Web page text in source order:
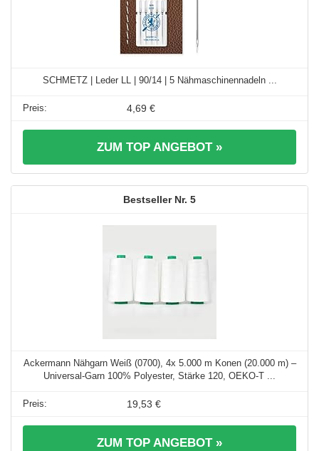
SCHMETZ | Leder LL | 90/14 | 5 Nähmaschinennadeln ...
4,69 €
ZUM TOP ANGEBOT »
5
Ackermann Nähgarn Weiß (0700), 4x 5.000 m Konen (20.000 m) –
Universal-Garn 100% Polyester, Stärke 120, OEKO-T ...
19,53 €
ZUM TOP ANGEBOT »